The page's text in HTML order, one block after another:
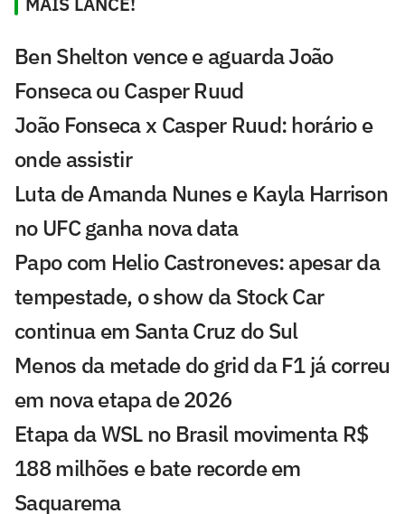
Ben Shelton vence e aguarda João
Fonseca ou Casper Ruud
João Fonseca x Casper Ruud: horário e
onde assistir
Luta de Amanda Nunes e Kayla Harrison
no UFC ganha nova data
Papo com Helio Castroneves: apesar da
tempestade, o show da Stock Car
continua em Santa Cruz do Sul
Menos da metade do grid da F1 já correu
em nova etapa de 2026
Etapa da WSL no Brasil movimenta R$
188 milhões e bate recorde em
Saquarema